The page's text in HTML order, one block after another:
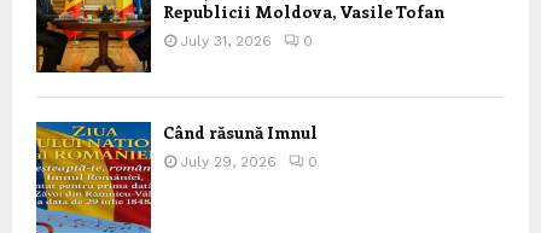
Republicii Moldova, Vasile Tofan
July 31, 2026 0
Când răsună Imnul
July 29, 2026 0